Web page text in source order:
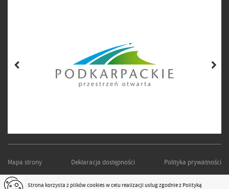
Mapa strony Deklaracja dostępności Polityka prywatności
PODKARPACKI ZARZĄD DRÓG WOJEWÓDZKICH W RZESZOWIE
Strona korzysta z plikówcookiesw celu realizacji usług zgodnie z Polityką